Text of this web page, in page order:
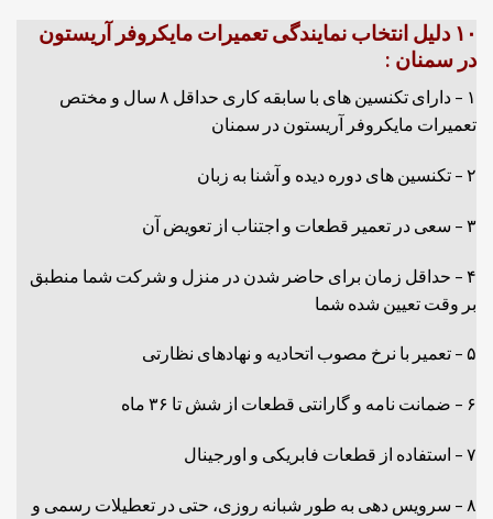
۱۰ دلیل انتخاب نمایندگی تعمیرات مایکروفر آریستون
در سمنان :
۱ – دارای تکنسین های با سابقه کاری حداقل ۸ سال و مختص
تعمیرات مایکروفر آریستون در سمنان
۲ – تکنسین های دوره دیده و آشنا به زبان
۳ – سعی در تعمیر قطعات و اجتناب از تعویض آن
۴ – حداقل زمان برای حاضر شدن در منزل و شرکت شما منطبق
بر وقت تعیین شده شما
۵ – تعمیر با نرخ مصوب اتحادیه و نهادهای نظارتی
۶ – ضمانت نامه و گارانتی قطعات از شش تا ۳۶ ماه
۷ – استفاده از قطعات فابریکی و اورجینال
۸ – سرویس دهی به طور شبانه روزی، حتی در تعطیلات رسمی و